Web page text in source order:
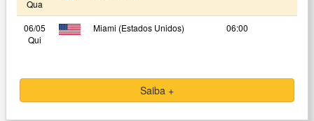
Qua
06/05
Qui
Miami (Estados Unidos) 06:00
Saiba +